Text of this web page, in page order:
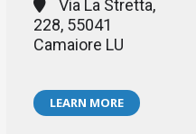
Via La Stretta,
228, 55041
Camaiore LU
LEARN MORE